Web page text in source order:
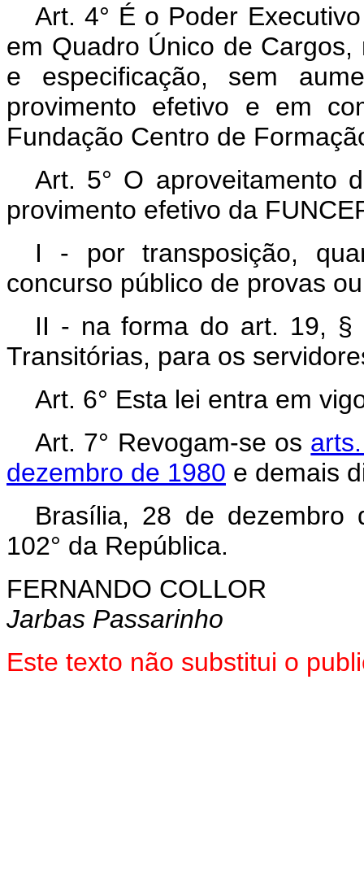
Art. 4° É o Poder
em Quadro Único de
e especificação, sem
provimento efetivo e em
Fundação Centro de
Art. 5° O aproveitamento
provimento efetivo da
I - por transposição,
concurso público de provas
II - na forma do art. 19, §
Transitórias, para os
Art. 6° Esta lei entra em
Art. 7° Revogam-se os
dezembro de 1980 e demais
Brasília, 28 de dezembro
102° da República.
FERNANDO COLLOR
Jarbas Passarinho
Este texto não substitui o